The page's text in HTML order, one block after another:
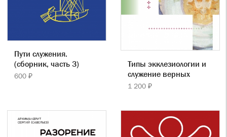
Пути служения.
(сборник, часть 3)
600 ₽
Типы экклезиологии и
служение верных
1 200 ₽